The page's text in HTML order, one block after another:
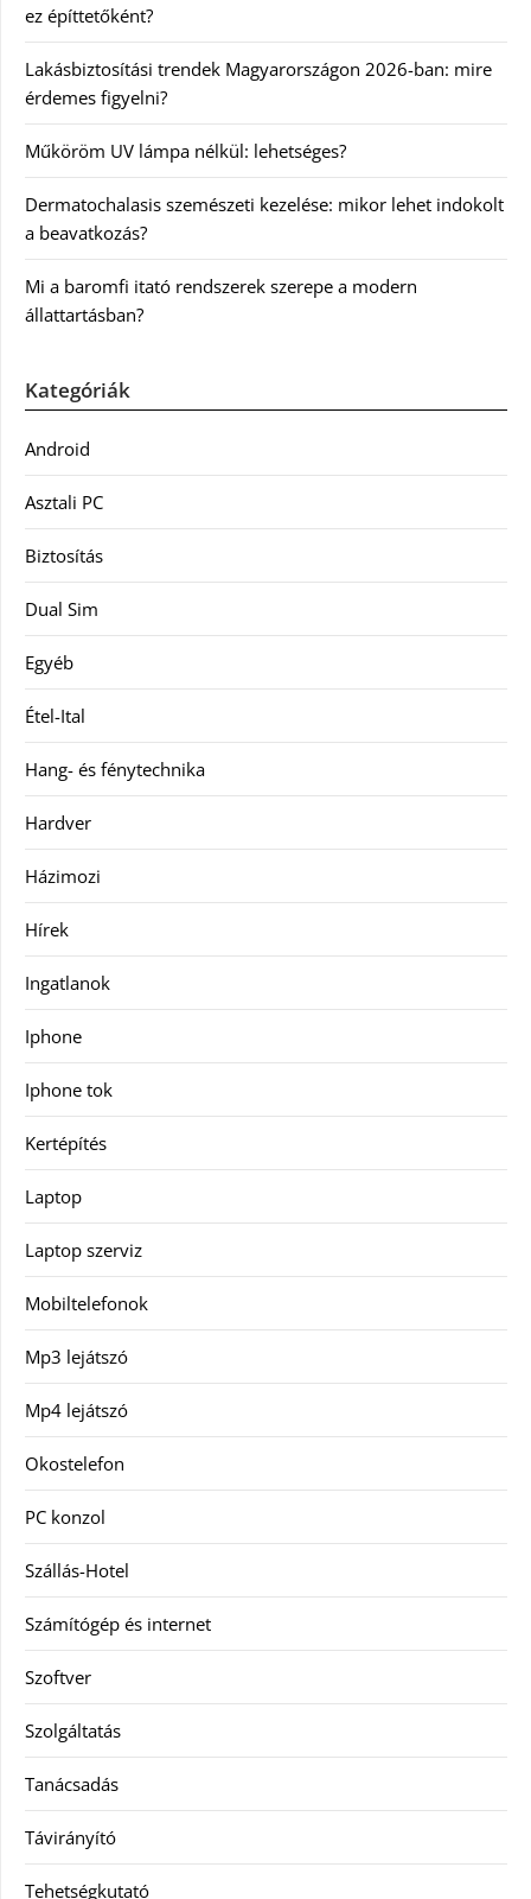
ez építtetőként?
Lakásbiztosítási trendek Magyarországon 2026-ban: mire
érdemes figyelni?
Műköröm UV lámpa nélkül: lehetséges?
Dermatochalasis szemészeti kezelése: mikor lehet indokolt
a beavatkozás?
Mi a baromfi itató rendszerek szerepe a modern
állattartásban?
Kategóriák
Android
Asztali PC
Biztosítás
Dual Sim
Egyéb
Étel-Ital
Hang- és fénytechnika
Hardver
Házimozi
Hírek
Ingatlanok
Iphone
Iphone tok
Kertépítés
Laptop
Laptop szerviz
Mobiltelefonok
Mp3 lejátszó
Mp4 lejátszó
Okostelefon
PC konzol
Szállás-Hotel
Számítógép és internet
Szoftver
Szolgáltatás
Tanácsadás
Távirányító
Tehetségkutató